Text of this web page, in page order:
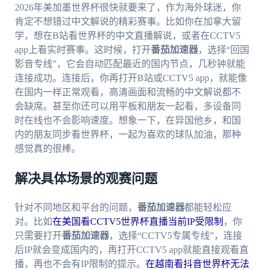
2026年美加墨世界杯很快就要来了，作为海外球迷，你
肯定不想错过中文解说的精彩赛事。比如你在加拿大留
学，想在B站看世界杯的中文直播解说，或者在CCTV5
app上看实时赛事。这时候，打开番茄加速器，选择“回国
影音专线”，它会自动匹配最近的国内节点，几秒钟就能
连接成功。连接后，你再打开B站或CCTV5 app，就能像
在国内一样正常观看，高清画面和流畅的中文解说都不
会缺席。甚至你还可以用平板和朋友一起看，多设备同
时在线也不会影响速度。想象一下，在异国他乡，和国
内的朋友同步看世界杯，一起为喜欢的球队加油，那种
感觉真的很棒。
解决具体场景的观赛问题
针对不同地区和平台的问题， 番茄加速器都能轻松应
对。比如在美国看CCTV5世界杯直播当前IP受限制 ，你
只需要打开番茄加速器，选择“CCTV5专属专线”，连接
后IP就会变成国内的，再打开CCTV5 app就能直接观看直
播，再也不会有IP限制的提示。 在越南看抖音世界杯无法